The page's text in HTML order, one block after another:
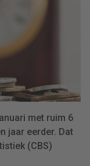
met ruim 6
jaar eerder. Dat
(CBS)